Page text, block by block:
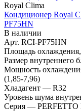
Royal Clima
Кондиционер Royal
PF75HN
В наличии
Арт. RCI-PF75HN
Площадь
Размер
Мощность
(1,85-7,96)
Хладагент — R32
Уровень шума
Серия — PERFETTO